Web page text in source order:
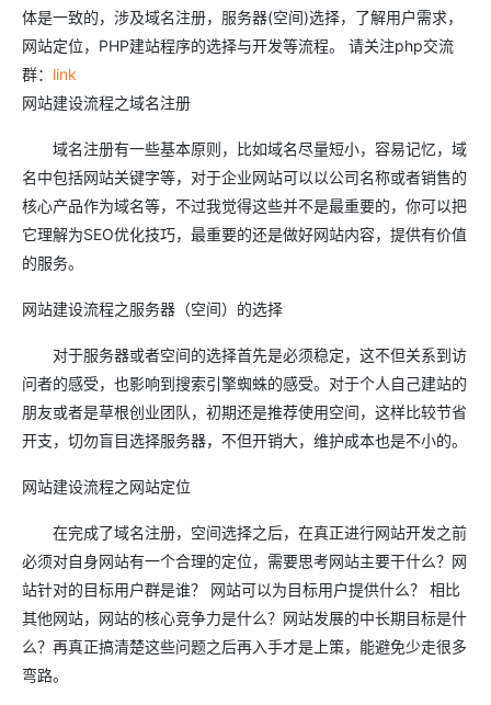
体是一致的，涉及域名注册，服务器(空间)选择，了解用户需求，
网站定位，PHP建站程序的选择与开发等流程。 请关注php交流
群： link
网站建设流程之域名注册
域名注册有一些基本原则，比如域名尽量短小，容易记忆，域
名中包括网站关键字等，对于企业网站可以以公司名称或者销售的
核心产品作为域名等，不过我觉得这些并不是最重要的，你可以把
它理解为SEO优化技巧，最重要的还是做好网站内容，提供有价值
的服务。
网站建设流程之服务器（空间）的选择
对于服务器或者空间的选择首先是必须稳定，这不但关系到访
问者的感受，也影响到搜索引擎蜘蛛的感受。对于个人自己建站的
朋友或者是草根创业团队，初期还是推荐使用空间，这样比较节省
开支，切勿盲目选择服务器，不但开销大，维护成本也是不小的。
网站建设流程之网站定位
在完成了域名注册，空间选择之后，在真正进行网站开发之前
必须对自身网站有一个合理的定位，需要思考网站主要干什么？网
站针对的目标用户群是谁？ 网站可以为目标用户提供什么？ 相比
其他网站，网站的核心竞争力是什么？网站发展的中长期目标是什
么？再真正搞清楚这些问题之后再入手才是上策，能避免少走很多
弯路。